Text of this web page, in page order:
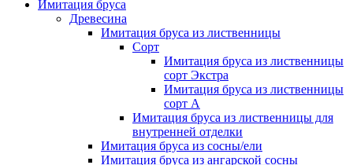
Имитация бруса
Древесина
Имитация бруса из лиственницы
Сорт
Имитация бруса из лиственницы
сорт Экстра
Имитация бруса из лиственницы
сорт A
Имитация бруса из лиственницы для
внутренней отделки
Имитация бруса из сосны/ели
Имитация бруса из ангарской сосны